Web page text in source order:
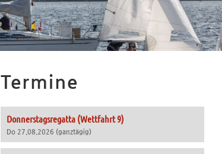
Termine
Donnerstagsregatta (Wettfahrt 9)
Do 27.08.2026 (ganztägig)